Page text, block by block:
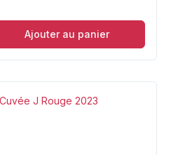
Ajouter au panier